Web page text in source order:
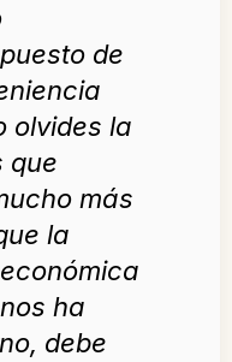
de
olvides la
que
más
la
ha
debe